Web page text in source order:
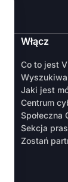
Włącz
Co to jest
Jaki jest
Centrum
Społeczna
Sekcja
Zostań